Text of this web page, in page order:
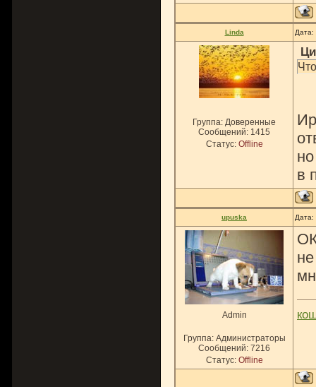
Linda
Группа: Доверенные
Сообщений: 1415
Статус: Offline
в
upuska
Admin
Группа: Администраторы
Сообщений: 7216
Статус: Offline